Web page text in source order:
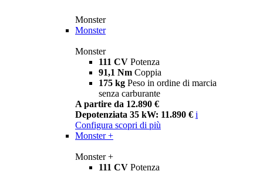
Monster
Monster
Monster
111 CV Potenza
91,1 Nm Coppia
175 kg Peso in ordine di marcia
senza carburante
A partire da 12.890 €
Depotenziata 35 kW: 11.890 € i
Configura scopri di più
Monster +
Monster +
111 CV Potenza